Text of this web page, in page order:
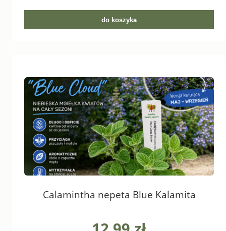
do koszyka
Calamintha nepeta Blue Kalamita